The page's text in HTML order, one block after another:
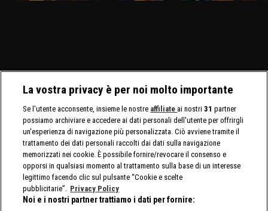
La vostra privacy è per noi molto importante
Se l'utente acconsente, insieme le nostre affiliate ai nostri31 partner
possiamo archiviare e accedere ai dati personali dell'utente per offrirgli
un'esperienza di navigazione più personalizzata. Ciò avviene tramite il
trattamento dei dati personali raccolti dai dati sulla navigazione
memorizzati nei cookie. È possibile fornire/revocare il consenso e
opporsi in qualsiasi momento al trattamento sulla base di un interesse
legittimo facendo clic sul pulsante “Cookie e scelte
pubblicitarie”. Privacy Policy
Noi e i nostri partner trattiamo i dati per fornire: